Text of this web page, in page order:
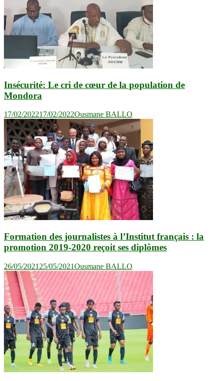
Insécurité: Le cri de cœur de la population de
Mondora
17/02/202217/02/2022Ousmane BALLO
Formation des journalistes à l’Institut français : la
promotion 2019-2020 reçoit ses diplômes
26/05/2021 25/05/2021Ousmane BALLO